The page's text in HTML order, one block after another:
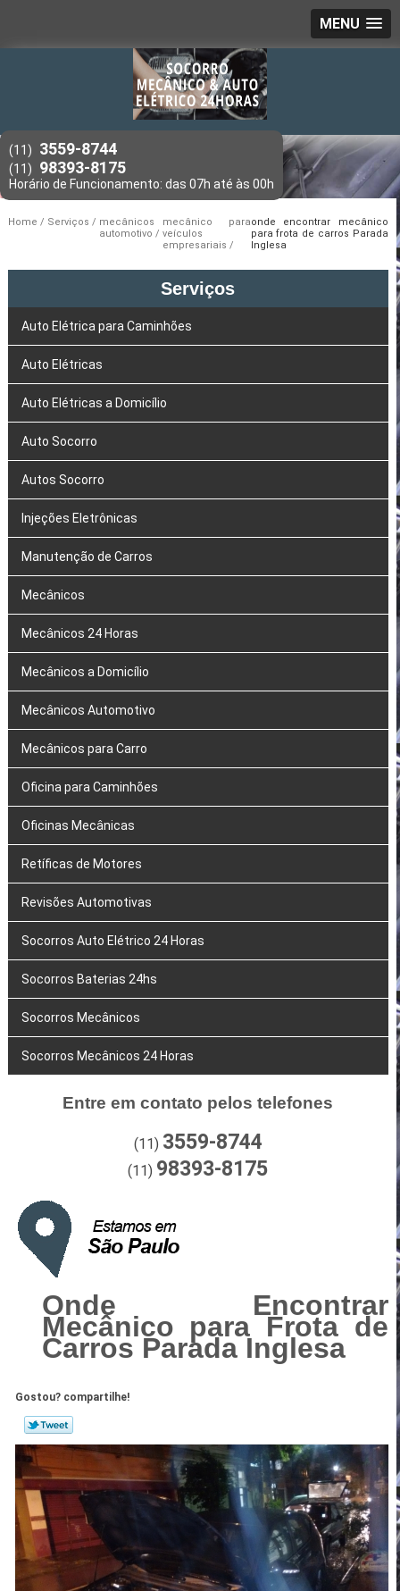
MENU
(11) 3559-8744
(11) 98393-8175
Home Serviços
mecânicos
automotivo
mecânico para
veículos
empresariais
onde encontrar mecânico
para frota de carros Parada
Inglesa
Serviços
Auto Elétrica para Caminhões
Auto Elétricas
Auto Elétricas a Domicílio
Auto Socorro
Autos Socorro
Injeções Eletrônicas
Manutenção de Carros
Mecânicos
Mecânicos 24 Horas
Mecânicos a Domicílio
Mecânicos Automotivo
Mecânicos para Carro
Oficina para Caminhões
Oficinas Mecânicas
Retíficas de Motores
Revisões Automotivas
Socorros Auto Elétrico 24 Horas
Socorros Baterias 24hs
Socorros Mecânicos
Socorros Mecânicos 24 Horas
Entre em contato pelos telefones
(11) 3559-8744
(11) 98393-8175
Onde Encontrar
Mecânico para Frota de
Carros Parada Inglesa
Gostou? compartilhe!